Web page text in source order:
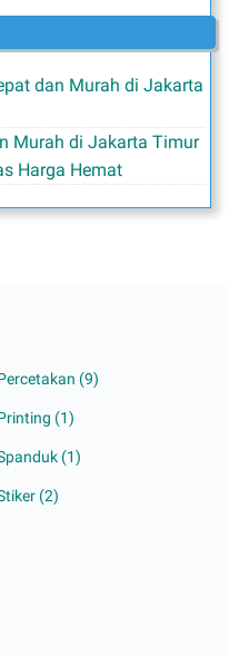
dan Murah di Jakarta
Murah di Jakarta Timur
Harga Hemat
(9)
(1)
(1)
(2)